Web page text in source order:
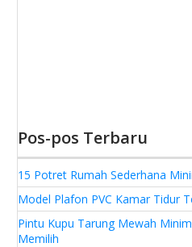
Pos-pos Terbaru
15 Potret Rumah Sederhana
Model Plafon PVC Kamar Tidur
Pintu Kupu Tarung Mewah
Memilih